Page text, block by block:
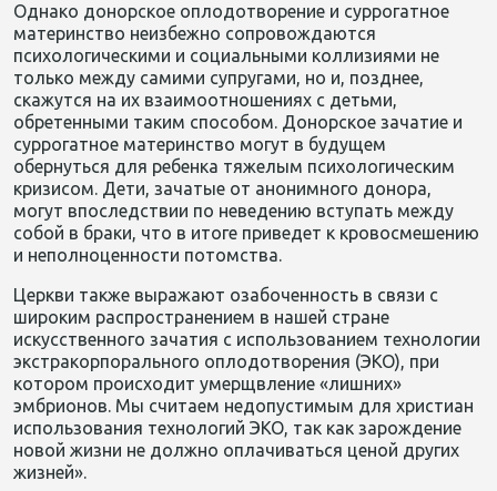
Однако донорское оплодотворение и суррогатное
материнство неизбежно сопровождаются
психологическими и социальными коллизиями не
только между самими супругами, но и, позднее,
скажутся на их взаимоотношениях с детьми,
обретенными таким способом. Донорское зачатие и
суррогатное материнство могут в будущем
обернуться для ребенка тяжелым психологическим
кризисом. Дети, зачатые от анонимного донора,
могут впоследствии по неведению вступать между
собой в браки, что в итоге приведет к кровосмешению
и неполноценности потомства.
Церкви также выражают озабоченность в связи с
широким распространением в нашей стране
искусственного зачатия с использованием технологии
экстракорпорального оплодотворения (ЭКО), при
котором происходит умерщвление «лишних»
эмбрионов. Мы считаем недопустимым для христиан
использования технологий ЭКО, так как зарождение
новой жизни не должно оплачиваться ценой других
жизней».